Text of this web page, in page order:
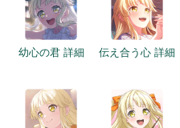
幼心の君 詳細 伝え合う心 詳細